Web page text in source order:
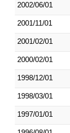
2002/06/01
2001/11/01
2001/02/01
2000/02/01
1998/12/01
1998/03/01
1997/01/01